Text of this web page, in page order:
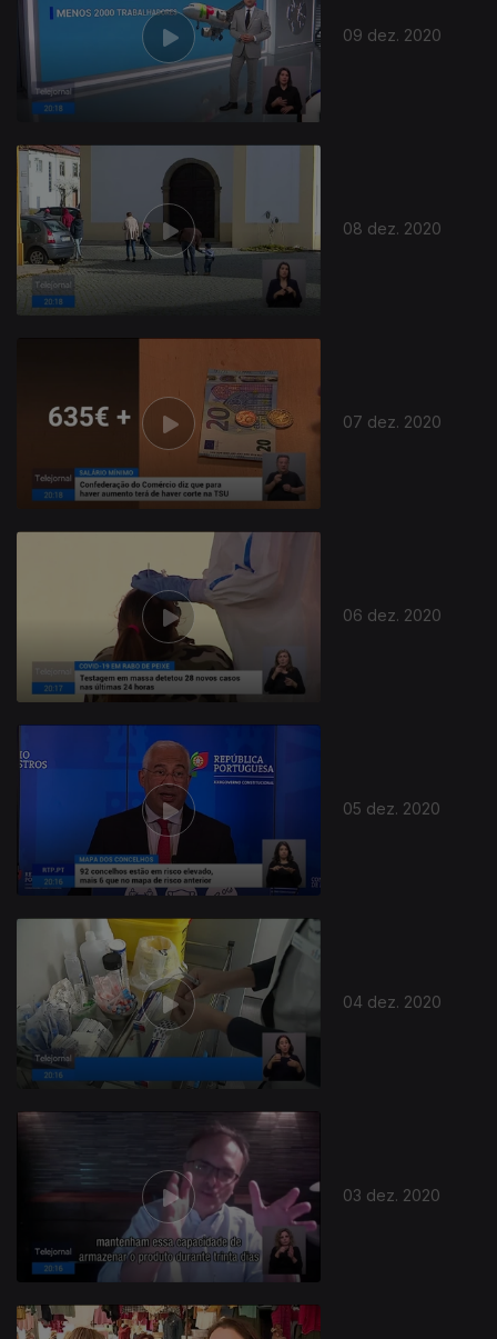
09 dez. 2020
08 dez. 2020
07 dez. 2020
06 dez. 2020
05 dez. 2020
04 dez. 2020
03 dez. 2020